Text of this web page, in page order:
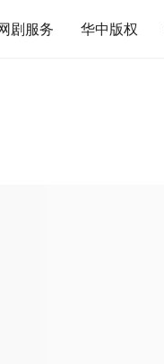
剧服务 华中版权